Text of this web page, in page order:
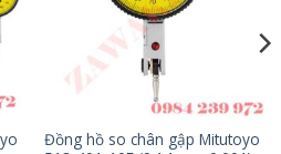
Đồng hồ so chân gập Mitutoyo